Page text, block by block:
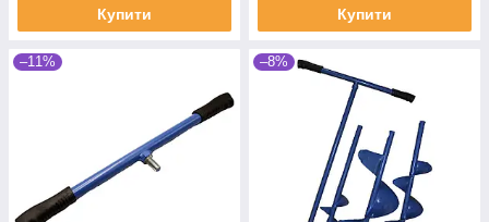
Купити Купити
–11% –8%